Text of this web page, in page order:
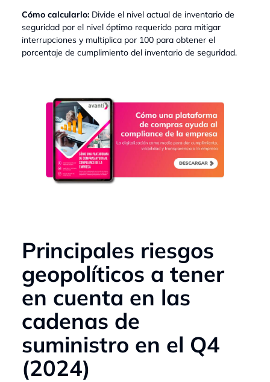
Cómo calcularlo: Divide el nivel actual de inventario de
seguridad por el nivel óptimo requerido para mitigar
interrupciones y multiplica por 100 para obtener el
porcentaje de cumplimiento del inventario de seguridad.
Principales riesgos
geopolíticos a tener
en cuenta en las
cadenas de
suministro en el Q4
(2024)